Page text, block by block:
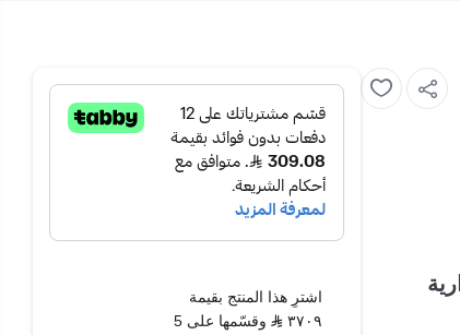
وحدة حرارية
اشترِ هذا المنتج بقيمة
٣٧٠٩
وقسّمها على 5